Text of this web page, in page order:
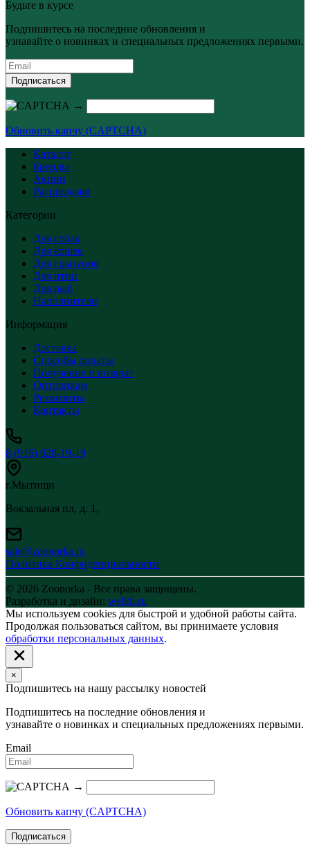
Будьте в курсе
Подпишитесь на последние обновления и
узнавайте о новинках и специальных предложениях первыми.
Подписаться
→
Обновить капчу (CAPTCHA)
Каталог
Бренды
Акции
Распродажи
Категории
Для собак
Для кошек
Для грызунов
Для птиц
Для рыб
Наполнители
Информация
Доставка
Способы оплаты
Получение и возврат
Оптовикам
Реквизиты
Контакты
8 (916) 028-19-19
г.Мытищи
Вокзальная пл, д. 1,
sale@zoonorka.ru
Политика Конфиденциальности
© 2026 Zoonorka - Все права защищены.
Разработка и дизайн: welldi.ru
Мы используем cookies для быстрой и удобной работы сайта.
Продолжая пользоваться сайтом, вы принимаете условия
обработки персональных данных.
×
Подпишитесь на нашу рассылку новостей
Подпишитесь на последние обновления и
узнавайте о новинках и специальных предложениях первыми.
Email
→
Обновить капчу (CAPTCHA)
Подписаться